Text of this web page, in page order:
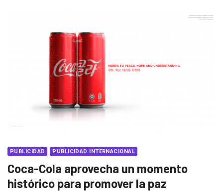
PUBLICIDAD PUBLICIDAD INTERNACIONAL
Coca-Cola aprovecha un momento
histórico para promover la paz